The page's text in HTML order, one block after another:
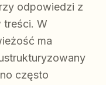
odpowiedzi z
treści. W
ma
często